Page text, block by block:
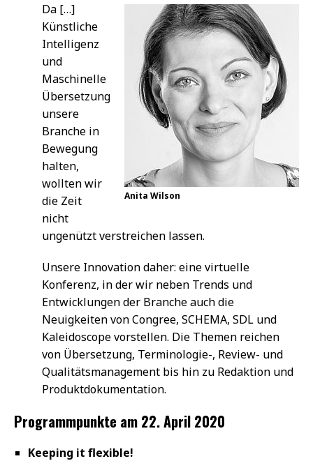
Anita Wilson
Da […]
Künstliche
Intelligenz
und
Maschinelle
Übersetzung
unsere
Branche in
Bewegung
halten,
wollten wir
die Zeit
nicht
ungenützt verstreichen lassen.
Unsere Innovation daher: eine virtuelle
Konferenz, in der wir neben Trends und
Entwicklungen der Branche auch die
Neuigkeiten von Congree, SCHEMA, SDL und
Kaleidoscope vorstellen. Die Themen reichen
von Übersetzung, Terminologie-, Review- und
Qualitätsmanagement bis hin zu Redaktion und
Produktdokumentation.
Programmpunkte am 22. April 2020
Keeping it flexible!